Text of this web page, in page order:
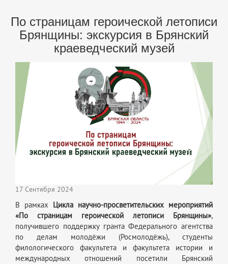
По страницам героической летописи
Брянщины: экскурсия в Брянский
краеведческий музей
17 Сентября 2024
В рамках Цикла научно-просветительских мероприятий
«По страницам героической летописи Брянщины»,
получившего поддержку гранта Федерального агентства
по делам молодёжи (Росмолодёжь), студенты
филологического факультета и факультета истории и
международных отношений посетили Брянский